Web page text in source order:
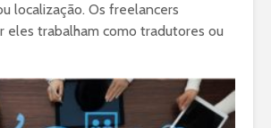
localização. Os freelancers
eles trabalham como tradutores ou